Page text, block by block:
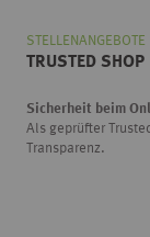
STELLENANGEBOTE
TRUSTED SHOP
Sicherheit beim
Als geprüfter
Transparenz.